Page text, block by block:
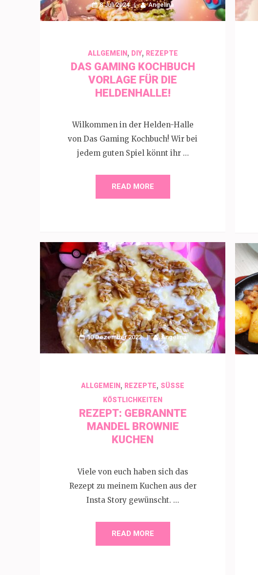
8 Juli 2024 Angelina
ALLGEMEIN, DIY, REZEPTE
DAS GAMING KOCHBUCH
VORLAGE FÜR DIE
HELDENHALLE!
Wilkommen in der Helden-Halle
von Das Gaming Kochbuch! Wir bei
jedem guten Spiel könnt ihr …
READ MORE
10 Dezember 2023 Angelina
ALLGEMEIN , REZEPTE, SÜSSE K
ÖSTLICHKEITEN
REZEPT: GEBRANNTE
MANDEL BROWNIE
KUCHEN
Viele von euch haben sich das
Rezept zu meinem Kuchen aus der
Insta Story gewünscht. …
READ MORE